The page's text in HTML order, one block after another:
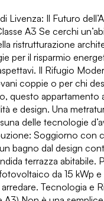
Livenza: Il Futuro
A3 Se cerchi
ristrutturazione
per il risparmio
Il Rifugio
coppie o per chi
questo appartamento
e design. Una
delle tecnologie
Soggiorno con
bagno dal design
terrazza abitabile.
da 15 kWp
Tecnologia e